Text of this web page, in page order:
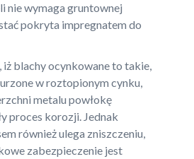
nie wymaga gruntownej
pokryta impregnatem do
iż blachy ocynkowane to takie,
w roztopionym cynku,
metalu powłokę
proces korozji. Jednak
również ulega zniszczeniu,
zabezpieczenie jest